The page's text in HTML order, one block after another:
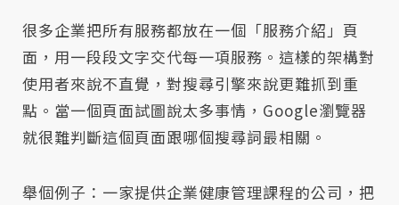
很多企業把所有服務都放在一個「服務介紹」頁
面，用一段段文字交代每一項服務。這樣的架構對
使用者來說不直覺，對搜尋引擎來說更難抓到重
點。當一個頁面試圖說太多事情，Google瀏覽器
就很難判斷這個頁面跟哪個搜尋詞最相關。
舉個例子：一家提供企業健康管理課程的公司，把